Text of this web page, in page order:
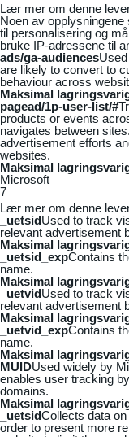
Lær mer om denne
Noen av
til personalisering og
bruke IP-adressene til
ads/ga-audiences
are likely to convert to
behaviour across
Maksimal
pagead/1p-user-list/#
products or events
navigates between
advertisement efforts
websites.
Maksimal
Microsoft
7
Lær mer om denne
_uetsidUsed to track
relevant advertisement
Maksimal
_uetsid_expContains
name.
Maksimal
_uetvidUsed to track
relevant advertisement
Maksimal
_uetvid_expContains
name.
Maksimal
MUIDUsed widely by
enables user tracking
domains.
Maksimal
_uetsidCollects data
order to present more